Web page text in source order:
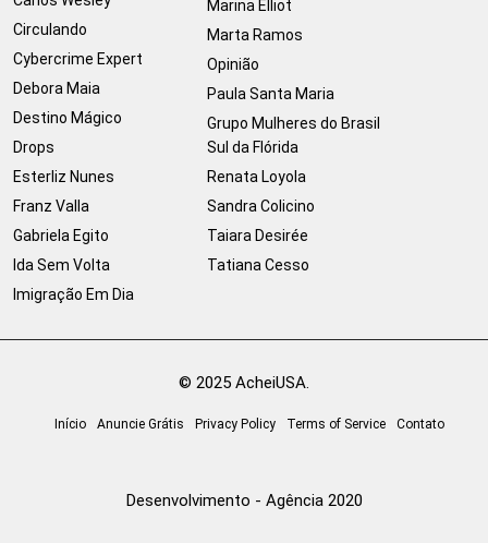
Circulando
Cybercrime Expert
Debora Maia
Destino Mágico
Drops
Esterliz Nunes
Franz Valla
Gabriela Egito
Ida Sem Volta
Imigração Em Dia
Marina Elliot
Marta Ramos
Opinião
Paula Santa Maria
Grupo Mulheres do Brasil
Sul da Flórida
Renata Loyola
Sandra Colicino
Taiara Desirée
Tatiana Cesso
© 2025 AcheiUSA.
Início Anuncie Grátis Privacy Policy Terms of Service Contato
Desenvolvimento - Agência 2020